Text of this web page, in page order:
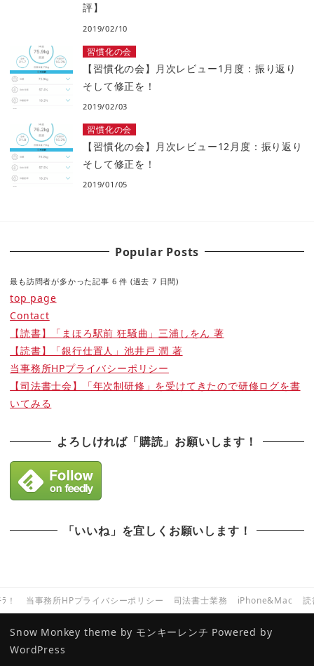
評】
2019/02/10
習慣化の会
【習慣化の会】月次レビュー1月度：振り返り
そして修正を！
2019/02/03
習慣化の会
【習慣化の会】月次レビュー12月度：振り返り
そして修正を！
2019/01/05
Popular Posts
最も訪問者が多かった記事 6 件 (過去 7 日間)
top page
Contact
【読書】「まほろ駅前 狂騒曲」三浦しをん 著
【読書】「銀行仕置人」池井戸 潤 著
当事務所HPプライバシーポリシー
【司法書士会】「年次制研修」を受けてきたので研修ログを書
いてみる
よろしければ「購読」お願いします！
「いいね」を宜しくお願いします！
！ 当事務所HPプライバシーポリシー 司法書士業務 iPhone&Mac 読
Snow Monkey theme by モンキーレンチ Powered by
WordPress